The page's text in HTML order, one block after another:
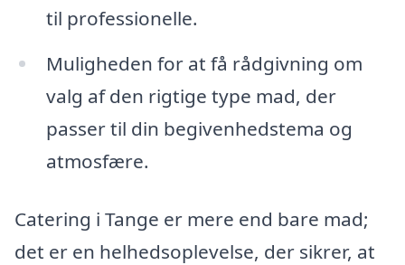
til professionelle.
Muligheden for at få rådgivning om
valg af den rigtige type mad, der
passer til din begivenhedstema og
atmosfære.
Catering i Tange er mere end bare mad;
det er en helhedsoplevelse, der sikrer, at